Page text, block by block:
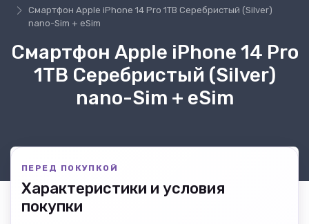
Смартфон Apple iPhone 14 Pro 1TB Серебристый (Silver)
nano-Sim + eSim
Смартфон Apple iPhone 14 Pro
1TB Серебристый (Silver)
nano-Sim + eSim
ПЕРЕД ПОКУПКОЙ
Характеристики и условия
покупки